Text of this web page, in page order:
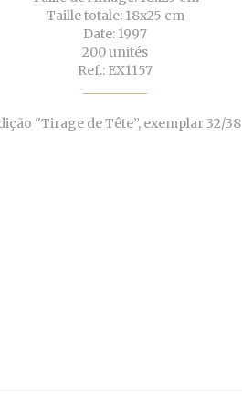
Taille totale: 18x25 cm
Date: 1997
200 unités
Ref.: EX1157
"Tirage de Tête”, exemplar 32/38